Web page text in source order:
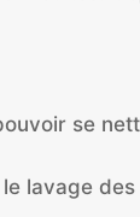
se
lavage